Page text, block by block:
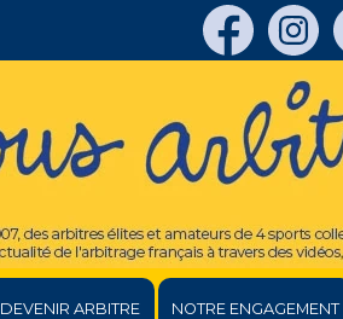
DEVENIR ARBITRE NOTRE ENGAGEMENT